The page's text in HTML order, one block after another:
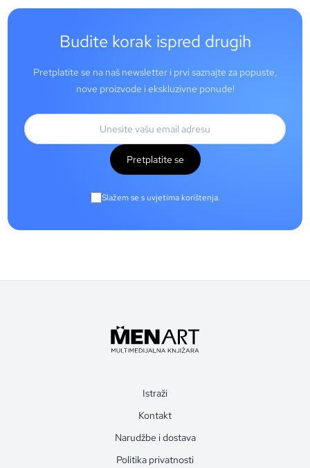
Budite korak ispred drugih
Pretplatite se na naš newsletter i prvi saznajte za popuste,
nove proizvode i ekskluzivne ponude!
Pretplatite se
Slažem se s uvjetima korištenja.
Istraži
Kontakt
Narudžbe i dostava
Politika privatnosti